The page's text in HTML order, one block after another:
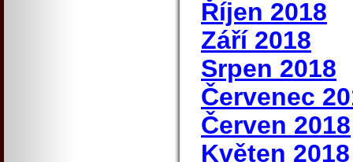
Říjen 2018
Září 2018
Srpen 2018
Červenec
Červen 2018
Květen 2018